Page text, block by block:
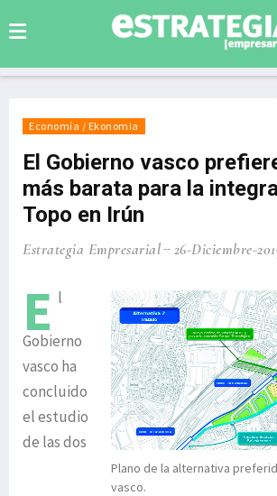
Economía / Ekonomia
El Gobierno vasco
más barata para la
Topo en Irún
Estrategia Empresarial 26-Diciembre-
Plano de la alternativa
vasco.
E l
Gobierno
vasco ha
concluido
el estudio
de las dos